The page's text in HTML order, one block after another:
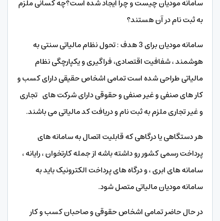
سامانه مودیان چیست و چرا ایجاد شده است؟چه کسانی ملزم
به ثبت نام در آن هستند؟
سامانه مودیان برای 3 هدف : تحول نظام مالیاتی سنتی به
هوشمند ، شفافیت اقتصادی، فراگیری و یکپارچگی نظام
مالیاتی طراحی شده است تمامی اشخاص حقیقی دارای کسب و
کار های صنفی و غیر صنفی و حقوقی دارای شرکت های تجاری
و غیر تجاری ملزم به ثبت نام و دریافت کد مالیاتی می باشند.
هر دستگاهی یا درگاهی که قابلیت اتصال به سامانه های
پرداخت رسمی کشور رو داشته باشه از جمله کارتخوان ، رایانه ،
سامانه های ابری ، و درگاه های پرداخت الکترونیک باید به
سامانه مودیان مالیاتی متصل شود.
در حال حاضر تمامی اشخاص حقوقی و صاحبان کسب و کار